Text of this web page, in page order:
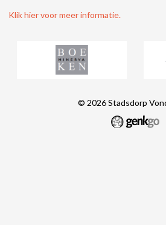
Klik hier voor meer informatie.
© 2026Stadsdorp